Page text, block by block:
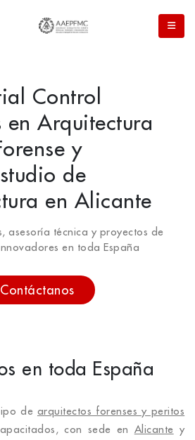
Control
en Arquitectura
y
de
en Alicante
asesoría técnica y proyectos de
en toda España
Contáctanos
en toda España
de arquitectos forenses y peritos
con sede en Alicante y